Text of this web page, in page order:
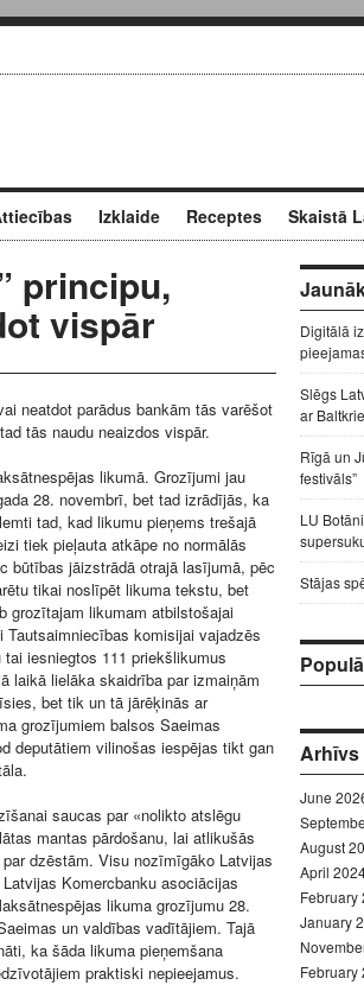
Izklaide Receptes Skaistā
principu,
vispār
neatdot parādus bankām tās varēšot
tās naudu neaizdos vispār.
likumā. Grozījumi jau
28. novembrī, bet tad izrādījās, ka
tad, kad likumu pieņems trešajā
tiek pieļauta atkāpe no normālās
būtības jāizstrādā otrajā lasījumā, pēc
tikai noslīpēt likuma tekstu, bet
grozītajam likumam atbilstošajai
komisijai vajadzēs
iesniegtos 111 priekšlikumus
laikā lielāka skaidrība par izmaiņām
bet tik un tā jārēķinās ar
grozījumiem balsos Saeimas
deputātiem vilinošas iespējas tikt gan
saucas par «nolikto atslēgu
mantas pārdošanu, lai atlikušās
dzēstām. Visu nozīmīgāko Latvijas
Komercbanku asociācijas
likuma grozījumu 28.
un valdības vadītājiem. Tajā
ka šāda likuma pieņemšana
praktiski nepieejamus.
Digitālā
Slēgs
ar
Rīgā un
festivāls”
LU
Stājas
Arhīvs
June
August
April
February
January
February